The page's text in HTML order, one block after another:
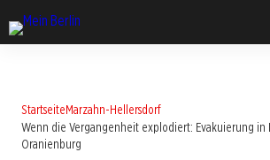
StartseiteMarzahn-Hellersdorf
Wenn die Vergangenheit explodiert: Evakuierung
Oranienburg